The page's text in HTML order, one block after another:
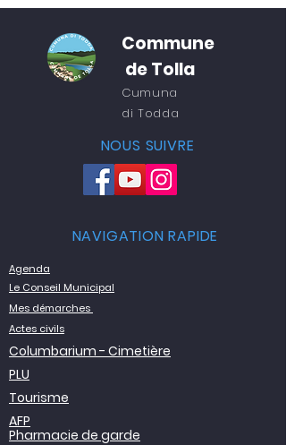
Commune
de Tolla
Cumuna
di Todda
NOUS SUIVRE
NAVIGATION RAPIDE
Agenda
Le Conseil Municipal
Mes démarches
Actes civils
Columbarium - Cimetière
PLU
Tourisme
AFP
Pharmacie de garde